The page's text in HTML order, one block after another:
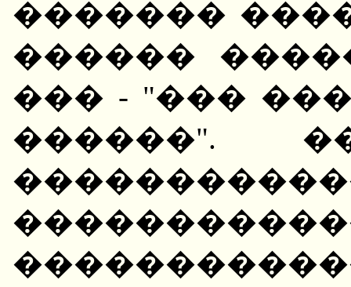
�������
������
��� - "���
������".